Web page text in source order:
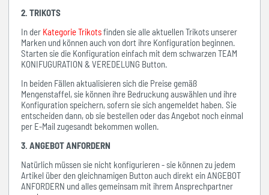
2. TRIKOTS
In der Kategorie Trikotsfinden sie alle aktuellen Trikots unserer
Marken und können auch von dort ihre Konfiguration beginnen.
Starten sie die Konfiguration einfach mit dem schwarzen TEAM
KONIFUGURATION & VEREDELUNG Button.
In beiden Fällen aktualisieren sich die Preise gemäß
Mengenstaffel, sie können ihre Bedruckung auswählen und ihre
Konfiguration speichern, sofern sie sich angemeldet haben. Sie
entscheiden dann, ob sie bestellen oder das Angebot noch einmal
per E-Mail zugesandt bekommen wollen.
3. ANGEBOT ANFORDERN
Natürlich müssen sie nicht konfigurieren - sie können zu jedem
Artikel über den gleichnamigen Button auch direkt ein ANGEBOT
ANFORDERN und alles gemeinsam mit ihrem Ansprechpartner